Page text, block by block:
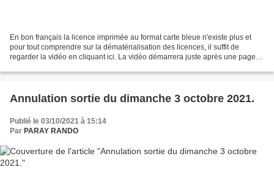
En bon français la licence imprimée au format carte bleue n'existe plus et
pour tout comprendre sur la dématérialisation des licences, il suffit de
regarder la vidéo en cliquant ici. La vidéo démarrera juste après une page
Annulation sortie du dimanche 3 octobre 2021.
Publié le 03/10/2021 à 15:14
Par PARAY RANDO